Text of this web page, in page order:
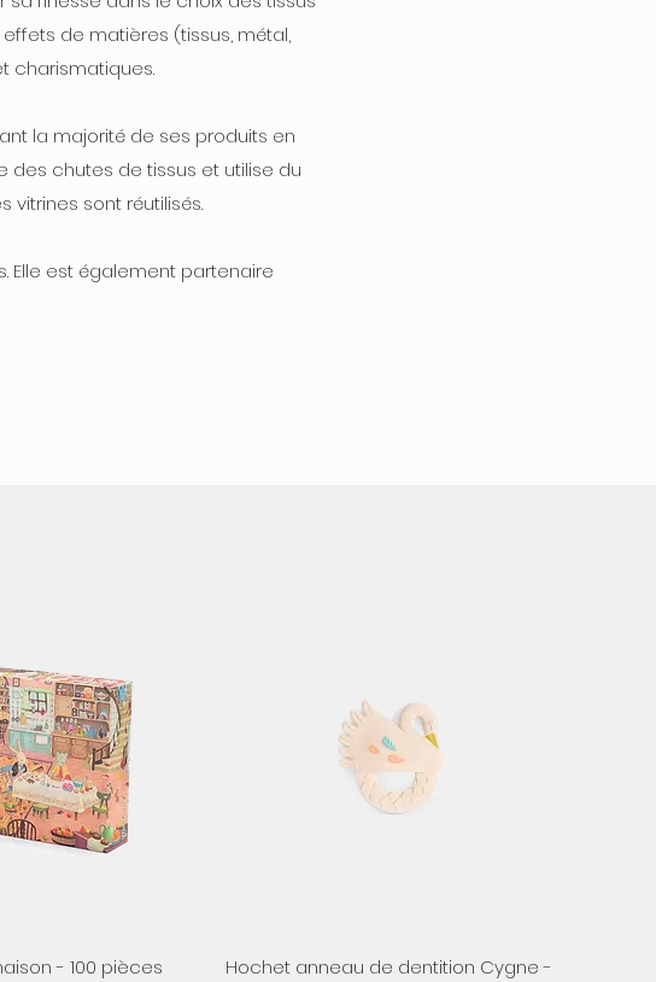
de matières (tissus, métal,
charismatiques.
la majorité de ses produits en
des chutes de tissus et utilise du
vitrines sont réutilisés.
Elle est également partenaire
rapide
- 100 pièces
Aperçu rapide
Hochet anneau de dentition Cygne -